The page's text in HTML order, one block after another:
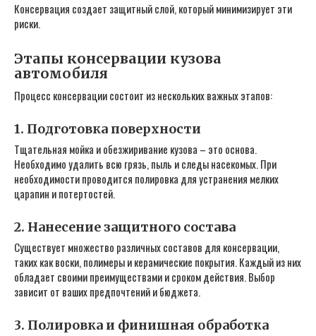
Консервация создает защитный слой, который минимизирует эти
риски.
Этапы консервации кузова
автомобиля
Процесс консервации состоит из нескольких важных этапов:
1. Подготовка поверхности
Тщательная мойка и обезжиривание кузова – это основа.
Необходимо удалить всю грязь, пыль и следы насекомых. При
необходимости проводится полировка для устранения мелких
царапин и потертостей.
2. Нанесение защитного состава
Существует множество различных составов для консервации,
таких как воски, полимеры и керамические покрытия. Каждый из них
обладает своими преимуществами и сроком действия. Выбор
зависит от ваших предпочтений и бюджета.
3. Полировка и финишная обработка